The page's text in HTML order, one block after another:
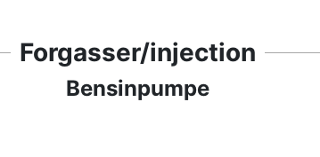
Forgasser/injection
Bensinpumpe